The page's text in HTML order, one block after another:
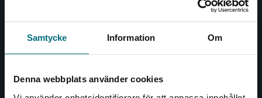
Samtycke Information Om
Denna webbplats använder cookies
Nypon och Vilja
Nypon och Vilja förlag ger ut böcker som väcker läslust
såväl barn som vuxna.
Nypon och Vilja förlag är en del av Studentlitteratur.